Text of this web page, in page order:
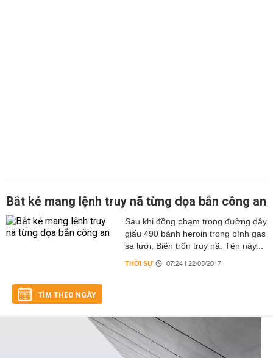
Bắt kẻ mang lệnh truy nã từng dọa bắn công an
Sau khi đồng phạm trong đường dây
giấu 490 bánh heroin trong bình gas
sa lưới, Biên trốn truy nã. Tên này...
THỜI SỰ 07:24 | 22/05/2017
TÌM THEO NGÀY